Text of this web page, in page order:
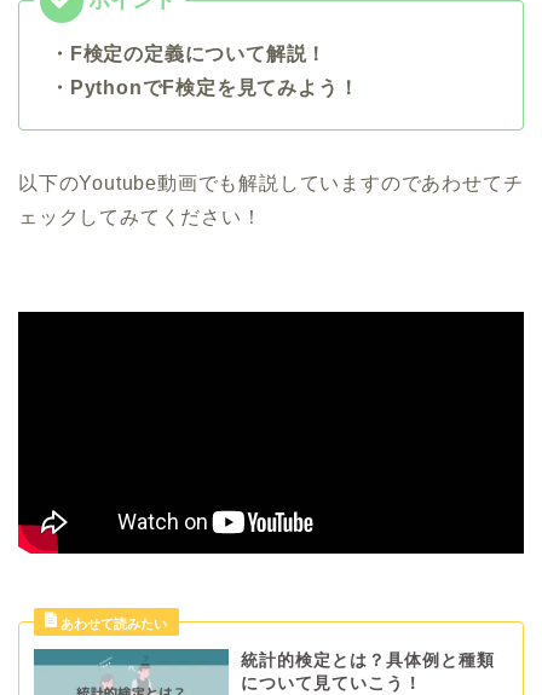
・F検定の定義について解説！
・PythonでF検定を見てみよう！
以下のYoutube動画でも解説していますのであわせてチ
ェックしてみてください！
統計的検定とは？具体例と種類
について見ていこう！